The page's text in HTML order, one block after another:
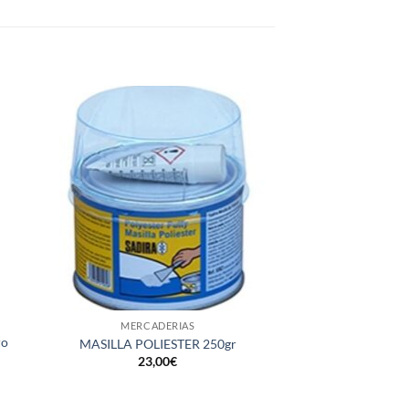
MERCADERIAS
MASILLA POLIESTER 250gr
23,00€